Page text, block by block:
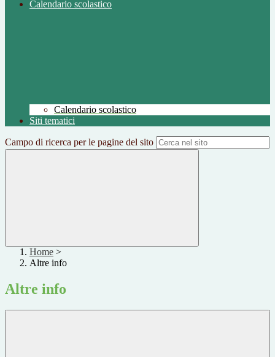
Calendario scolastico
Calendario scolastico
Siti tematici
Campo di ricerca per le pagine del sito
Home >
Altre info
Altre info